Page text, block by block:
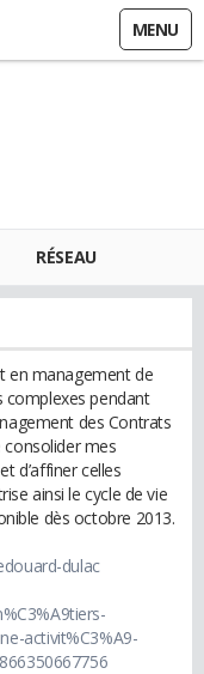
MENU
RÉSEAU
en management de
complexes pendant
des Contrats
consolider mes
d’affiner celles
ainsi le cycle de vie
dès octobre 2013.
dulac
activit%C3%A9-